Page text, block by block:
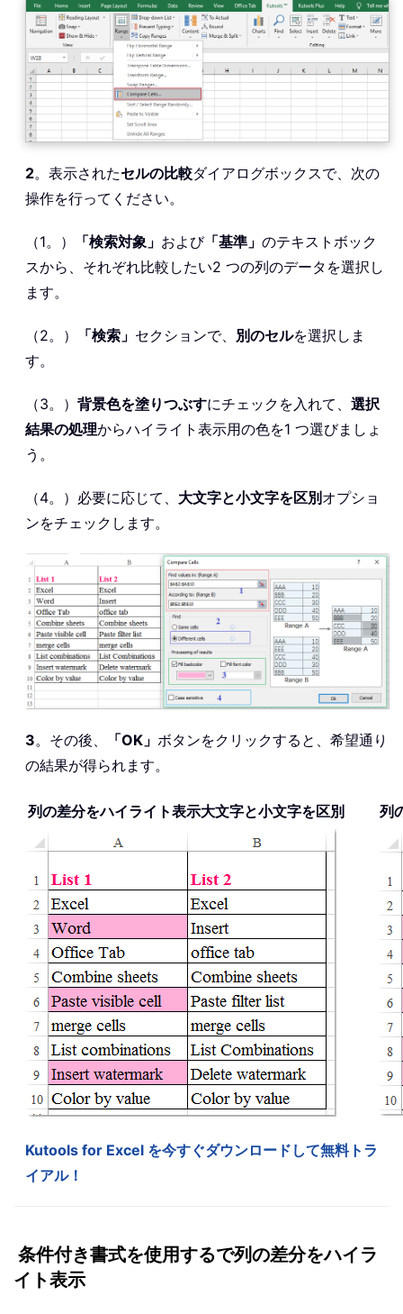
2。表示されたセルの比較ダイアログボックスで、次の
操作を行ってください。
（1。） 「検索対象」 および「基準」 のテキストボック
スから、それぞれ比較したい2 つの列のデータを選択し
ます。
（2。） 「検索」 セクションで、 別のセルを選択しま
す。
（3。） 背景色を塗りつぶすにチェックを入れて、 選択
結果の処理からハイライト表示用の色を1 つ選びましょ
う。
（4。）必要に応じて、 大文字と小文字を区別 オプショ
ンをチェックします。
3。その後、 「OK」 ボタンをクリックすると、希望通り
の結果が得られます。
列の差分をハイライト表示大文字と小文字を区別 列
Kutools for Excel を今すぐダウンロードして無料トラ
イアル！
条件付き書式を使用するで列の差分をハイラ
イト表示